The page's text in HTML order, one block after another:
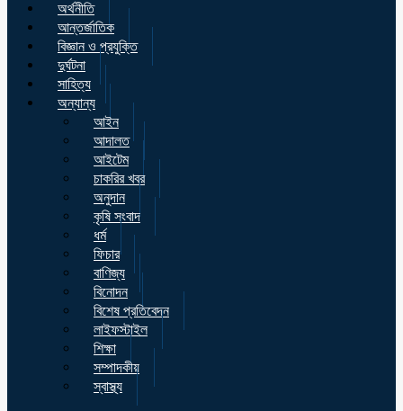
অর্থনীতি
আন্তর্জাতিক
বিজ্ঞান ও প্রযুক্তি
দুর্ঘটনা
সাহিত্য
অন্যান্য
আইন
আদালত
আইটেম
চাকরির খবর
অনুদান
কৃষি সংবাদ
ধর্ম
ফিচার
বাণিজ্য
বিনোদন
বিশেষ প্রতিবেদন
লাইফস্টাইল
শিক্ষা
সম্পাদকীয়
স্বাস্থ্য